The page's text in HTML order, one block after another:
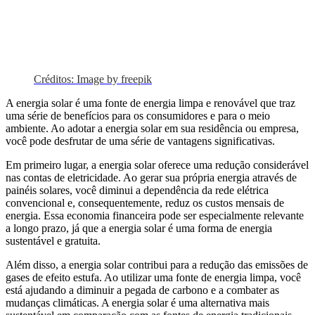
Créditos: Image by freepik
A energia solar é uma fonte de energia limpa e renovável que traz
uma série de benefícios para os consumidores e para o meio
ambiente. Ao adotar a energia solar em sua residência ou empresa,
você pode desfrutar de uma série de vantagens significativas.
Em primeiro lugar, a energia solar oferece uma redução considerável
nas contas de eletricidade. Ao gerar sua própria energia através de
painéis solares, você diminui a dependência da rede elétrica
convencional e, consequentemente, reduz os custos mensais de
energia. Essa economia financeira pode ser especialmente relevante
a longo prazo, já que a energia solar é uma forma de energia
sustentável e gratuita.
Além disso, a energia solar contribui para a redução das emissões de
gases de efeito estufa. Ao utilizar uma fonte de energia limpa, você
está ajudando a diminuir a pegada de carbono e a combater as
mudanças climáticas. A energia solar é uma alternativa mais